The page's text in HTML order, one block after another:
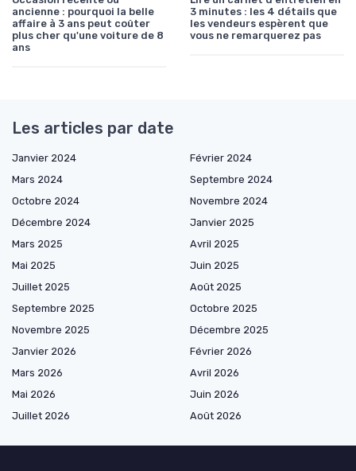
ancienne : pourquoi la belle
affaire à 3 ans peut coûter
plus cher qu'une voiture de 8
ans
3 minutes : les 4 détails que
les vendeurs espèrent que
vous ne remarquerez pas
Les articles par date
Janvier 2024
Février 2024
Mars 2024
Septembre 2024
Octobre 2024
Novembre 2024
Décembre 2024
Janvier 2025
Mars 2025
Avril 2025
Mai 2025
Juin 2025
Juillet 2025
Août 2025
Septembre 2025
Octobre 2025
Novembre 2025
Décembre 2025
Janvier 2026
Février 2026
Mars 2026
Avril 2026
Mai 2026
Juin 2026
Juillet 2026
Août 2026